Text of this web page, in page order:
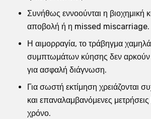
Συνήθως εννοούνται η βιοχημική
αποβολή ή η missed miscarriage.
Η αιμορραγία, το τράβηγμα
συμπτωμάτων κύησης δεν
για ασφαλή διάγνωση.
Για σωστή εκτίμηση χρειάζονται
και επαναλαμβανόμενες
χρόνο.